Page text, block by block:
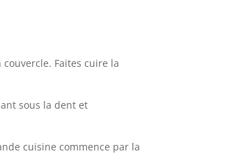
Faites cuire la
sous la dent et
cuisine commence par la